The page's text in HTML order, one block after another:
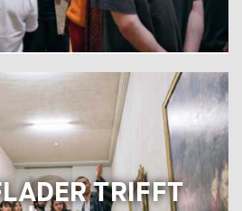
TRIFFT